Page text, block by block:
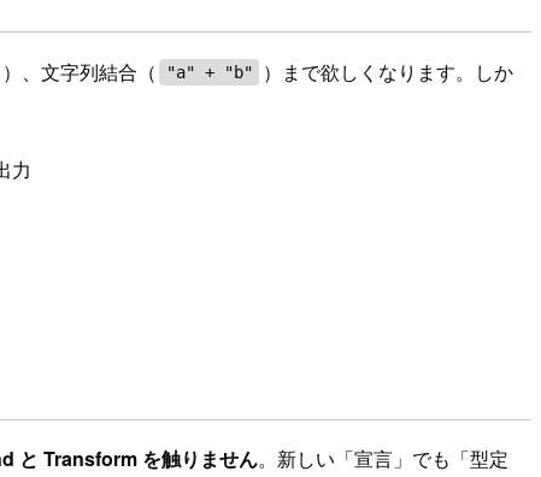
）、文字列結合（ "a" + "b"
）まで欲しくなります。しか
力
と Transform を触りません。新しい「宣言」でも「型定